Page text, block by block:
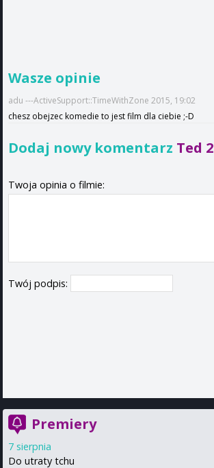
Wasze opinie
adu ---ActiveSupport::TimeWithZone 2015, 19:02
chesz obejzec komedie to jest film dla ciebie ;-D
Dodaj nowy komentarz Ted 2
Twoja opinia o filmie:
Twój podpis:
Premiery
7 sierpnia
Do utraty tchu